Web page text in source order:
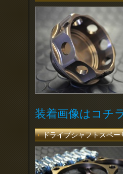
装着画像はコチ
ドライブシャフトスペ